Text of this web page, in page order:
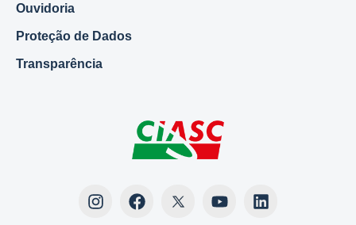
Ouvidoria
Proteção de Dados
Transparência